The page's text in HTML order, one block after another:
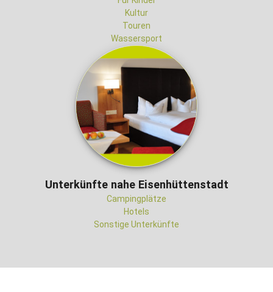
Kultur
Touren
Wassersport
Unterkünfte nahe Eisenhüttenstadt
Campingplätze
Hotels
Sonstige Unterkünfte